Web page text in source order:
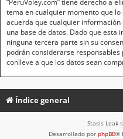
“PeruVoley.com” tiene derecho a
tema en cualquier momento que
acuerda que cualquier
una base de datos. Dado que
ninguna tercera parte sin su
podrán considerarse
conlleve a que los datos sean
Índice general
Stasis Leak
Desarrollado por phpBB®